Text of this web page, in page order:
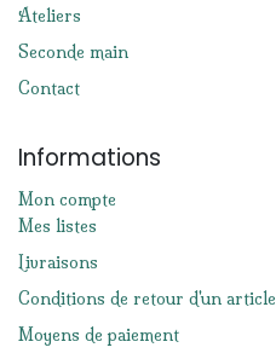
Ateliers
Seconde main
Contact
Informations
Mon compte
Mes listes
Livraisons
Conditions de retour d'un article
Moyens de paiement